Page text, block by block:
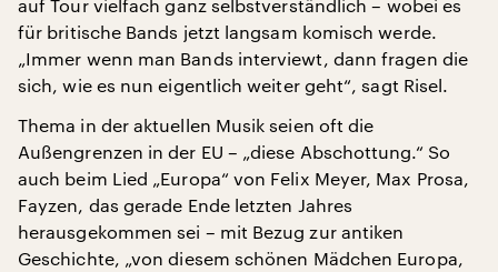
auf Tour vielfach ganz selbstverständlich – wobei es
für britische Bands jetzt langsam komisch werde.
„Immer wenn man Bands interviewt, dann fragen die
sich, wie es nun eigentlich weiter geht“, sagt Risel.
Thema in der aktuellen Musik seien oft die
Außengrenzen in der EU – „diese Abschottung.“ So
auch beim Lied „Europa“ von Felix Meyer, Max Prosa,
Fayzen, das gerade Ende letzten Jahres
herausgekommen sei – mit Bezug zur antiken
Geschichte, „von diesem schönen Mädchen Europa,